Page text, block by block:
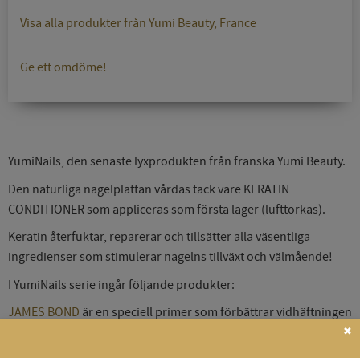
Visa alla produkter från Yumi Beauty, France
Ge ett omdöme!
YumiNails, den senaste lyxprodukten från franska Yumi Beauty.
Den naturliga nagelplattan vårdas tack vare KERATIN
CONDITIONER som appliceras som första lager (lufttorkas).
Keratin återfuktar, reparerar och tillsätter alla väsentliga
ingredienser som stimulerar nagelns tillväxt och välmående!
I YumiNails serie ingår följande produkter:
JAMES BOND är en speciell primer som förbättrar vidhäftningen
✖